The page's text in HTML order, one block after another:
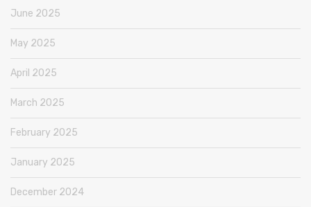
June 2025
May 2025
April 2025
March 2025
February 2025
January 2025
December 2024